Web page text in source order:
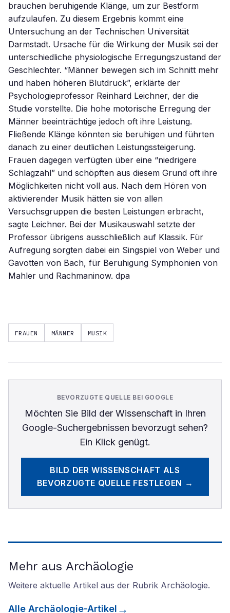
brauchen beruhigende Klänge, um zur Bestform
aufzulaufen. Zu diesem Ergebnis kommt eine
Untersuchung an der Technischen Universität
Darmstadt. Ursache für die Wirkung der Musik sei der
unterschiedliche physiologische Erregungszustand der
Geschlechter. “Männer bewegen sich im Schnitt mehr
und haben höheren Blutdruck”, erklärte der
Psychologieprofessor Reinhard Leichner, der die
Studie vorstellte. Die hohe motorische Erregung der
Männer beeinträchtige jedoch oft ihre Leistung.
Fließende Klänge könnten sie beruhigen und führten
danach zu einer deutlichen Leistungssteigerung.
Frauen dagegen verfügten über eine “niedrigere
Schlagzahl” und schöpften aus diesem Grund oft ihre
Möglichkeiten nicht voll aus. Nach dem Hören von
aktivierender Musik hätten sie von allen
Versuchsgruppen die besten Leistungen erbracht,
sagte Leichner. Bei der Musikauswahl setzte der
Professor übrigens ausschließlich auf Klassik. Für
Aufregung sorgten dabei ein Singspiel von Weber und
Gavotten von Bach, für Beruhigung Symphonien von
Mahler und Rachmaninow. dpa
FRAUEN MÄNNER MUSIK
BEVORZUGTE QUELLE BEI GOOGLE
Möchten Sie Bild der Wissenschaftin Ihren
Google-Suchergebnissen bevorzugt sehen?
Ein Klick genügt.
BILD DER WISSENSCHAFT ALS
BEVORZUGTE QUELLE FESTLEGEN →
Mehr aus Archäologie
Weitere aktuelle Artikel aus der Rubrik Archäologie.
Alle Archäologie-Artikel